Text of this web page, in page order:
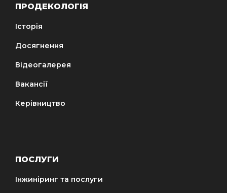
ПРОДЕКОЛОГІЯ
Історія
Досягнення
Відеогалерея
Вакансії
Керівництво
ПОСЛУГИ
Інжиніринг та послуги